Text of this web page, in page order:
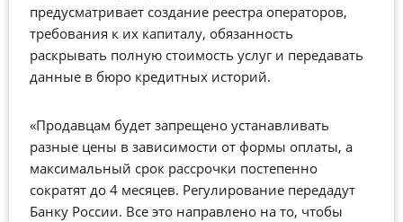
предусматривает создание реестра операторов,
требования к их капиталу, обязанность
раскрывать полную стоимость услуг и передавать
данные в бюро кредитных историй.
«Продавцам будет запрещено устанавливать
разные цены в зависимости от формы оплаты, а
максимальный срок рассрочки постепенно
сократят до 4 месяцев. Регулирование передадут
Банку России. Все это направлено на то, чтобы